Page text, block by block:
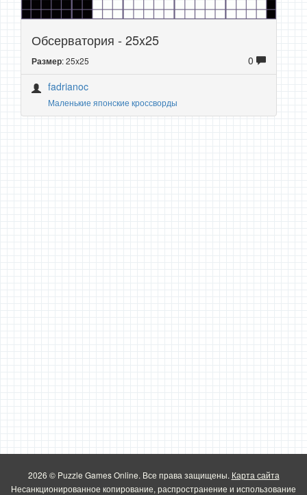
Обсерватория - 25x25
Размер: 25x25
0
fadrianoc
Маленькие японские кроссворды
2026 © Puzzle Games Online. Все права защищены. Карта сайта
Несанкционированное копирование, распространение и использование